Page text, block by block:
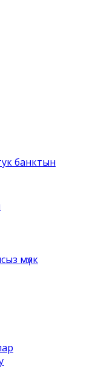
банктын
мүлк